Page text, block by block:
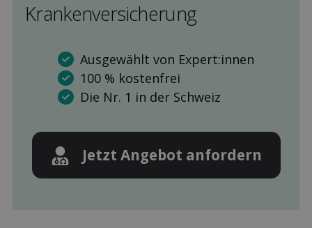
Kranken­versicherung
Ausgewählt von Expert:innen
100 % kostenfrei
Die Nr. 1 in der Schweiz
Jetzt Angebot anfordern